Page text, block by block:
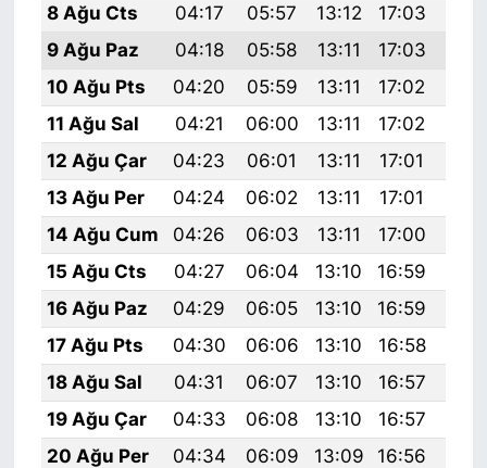
8 Ağu Cts
04:17 05:57 13:12 17:03
9 Ağu Paz
04:18 05:58 13:11 17:03
10 Ağu Pts
04:20 05:59 13:11 17:02
11 Ağu Sal
04:21 06:00 13:11 17:02
12 Ağu Çar
04:23 06:01 13:11 17:01
13 Ağu Per
04:24 06:02 13:11 17:01
14 Ağu Cum
04:26 06:03 13:11 17:00
15 Ağu Cts
04:27 06:04 13:10 16:59
16 Ağu Paz
04:29 06:05 13:10 16:59
17 Ağu Pts
04:30 06:06 13:10 16:58
18 Ağu Sal
04:31 06:07 13:10 16:57
19 Ağu Çar
04:33 06:08 13:10 16:57
20 Ağu Per
04:34 06:09 13:09 16:56